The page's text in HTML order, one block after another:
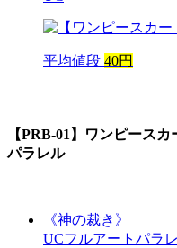
平均値段 40円
【PRB-01】ワンピースカ
パラレル
《神の裁き》
UCフルアートパラ